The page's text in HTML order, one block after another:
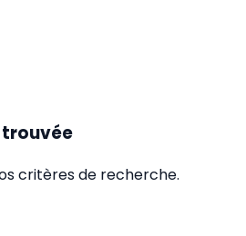
critères de recherche.